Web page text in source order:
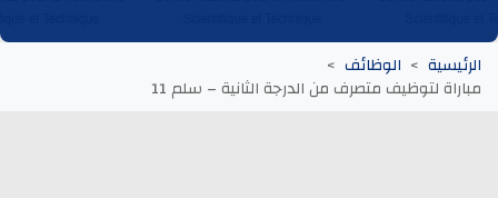
وظائف المؤسسات و المقاولات العمومية
الرئيسية الوظائف
مباراة لتوظيف متصرف من الدرجة الثانية – سلم 11